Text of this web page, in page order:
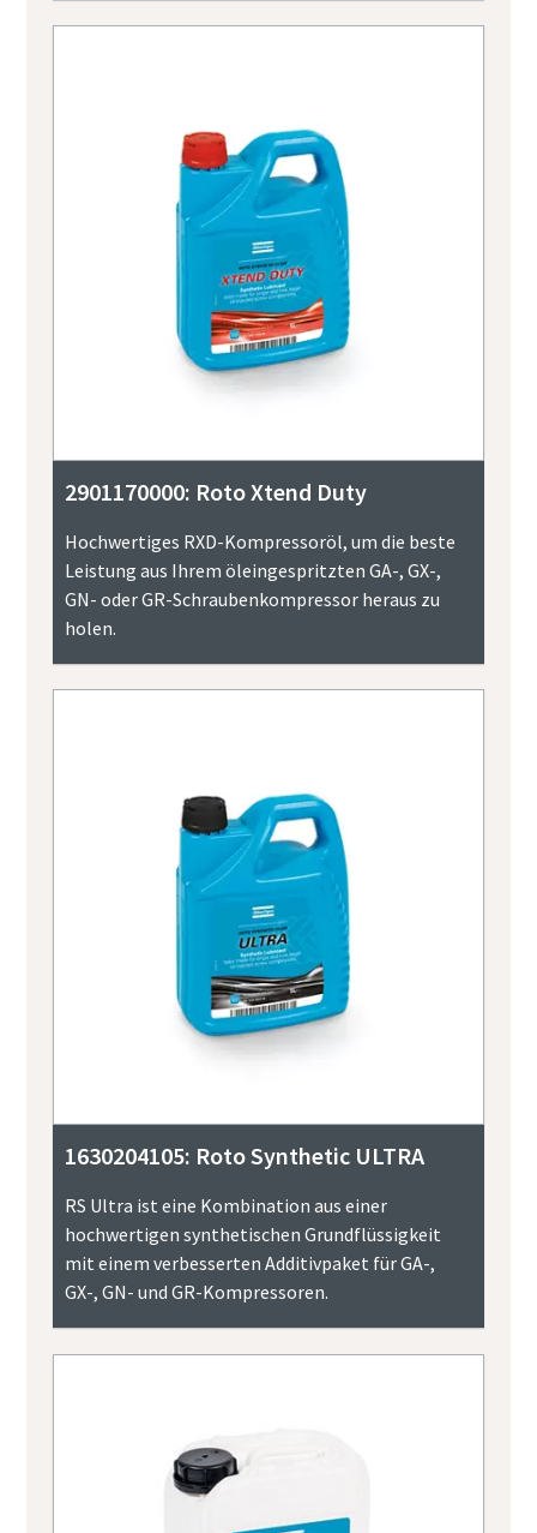
2901170000: Roto Xtend Duty
Hochwertiges RXD-Kompressoröl, um die beste
Leistung aus Ihrem öleingespritzten GA-, GX-,
GN- oder GR-Schraubenkompressor heraus zu
holen.
1630204105: Roto Synthetic ULTRA
RS Ultra ist eine Kombination aus einer
hochwertigen synthetischen Grundflüssigkeit
mit einem verbesserten Additivpaket für GA-,
GX-, GN- und GR-Kompressoren.